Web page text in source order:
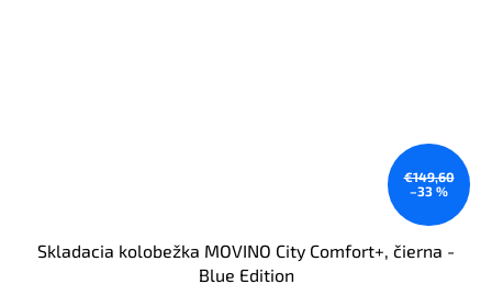
€149,60
–33 %
Skladacia kolobežka MOVINO City Comfort+, čierna -
Blue Edition